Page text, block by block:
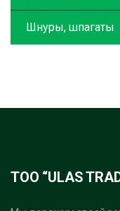
Шнуры, шпагаты
ТОО “ULAS